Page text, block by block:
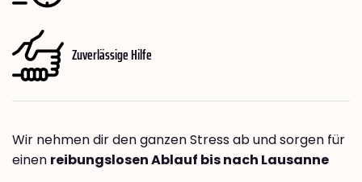
Zuverlässige Hilfe
Wir nehmen dir den ganzen Stress ab und sorgen für
einen reibungslosen Ablauf bis nach Lausanne